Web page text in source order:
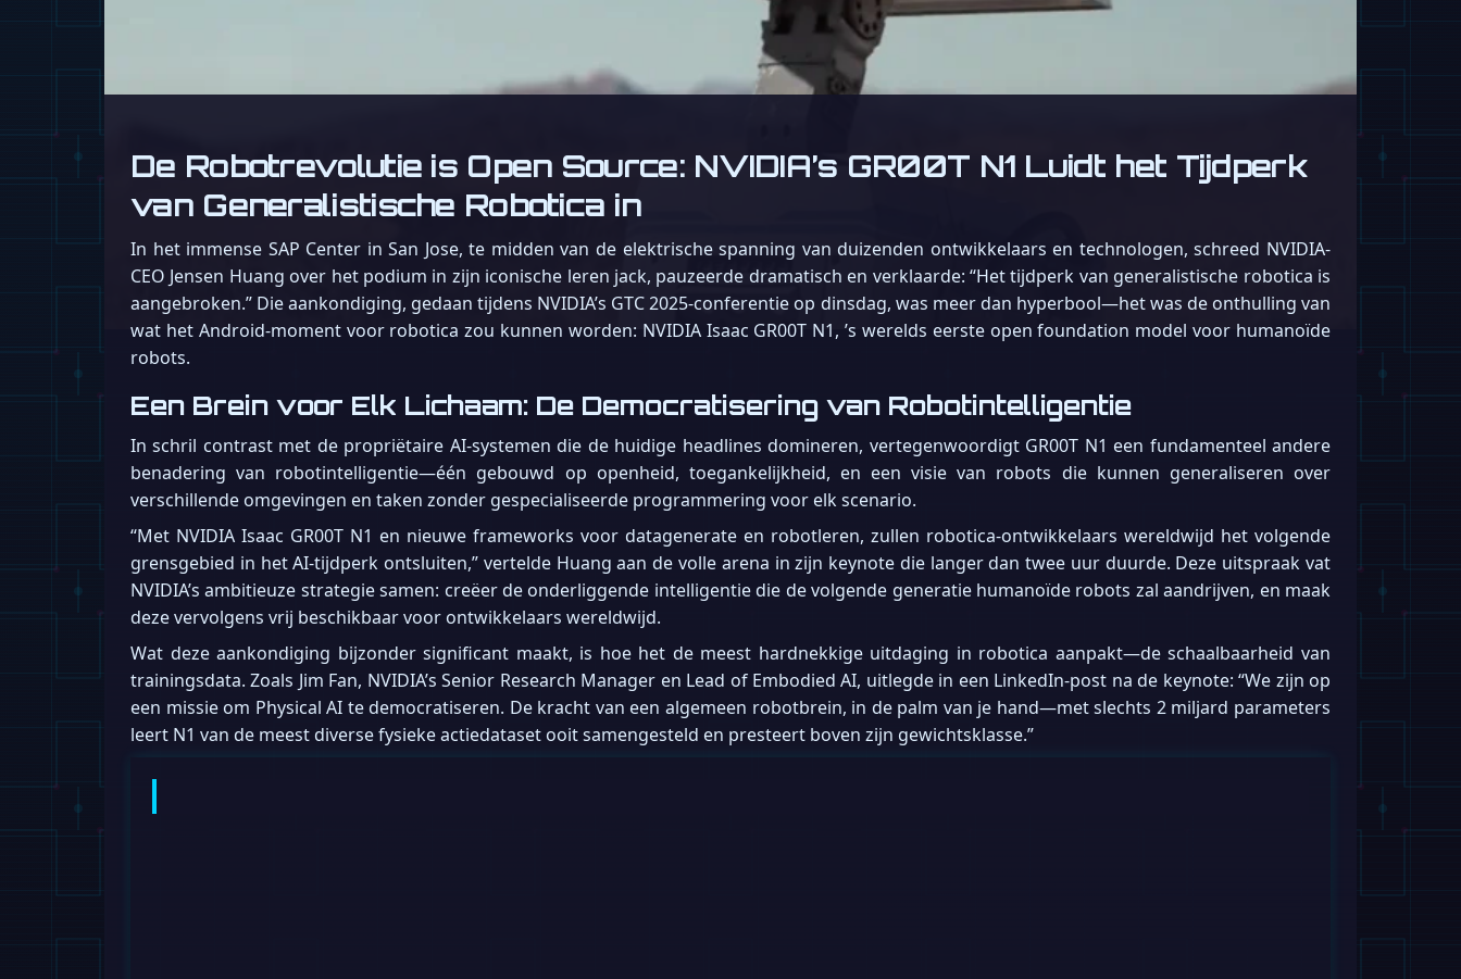
De Robotrevolutie is Open Source: NVIDIA’s GR00T N1 Luidt het Tijdperk
van Generalistische Robotica in
In het immense SAP Center in San Jose, te midden van de elektrische spanning van duizenden ontwikkelaars en technologen, schreed NVIDIA-
CEO Jensen Huang over het podium in zijn iconische leren jack, pauzeerde dramatisch en verklaarde: “Het tijdperk van generalistische robotica is
aangebroken.” Die aankondiging, gedaan tijdens NVIDIA’s GTC 2025-conferentie op dinsdag, was meer dan hyperbool—het was de onthulling van
wat het Android-moment voor robotica zou kunnen worden: NVIDIA Isaac GR00T N1, ’s werelds eerste open foundation model voor humanoïde
robots.
Een Brein voor Elk Lichaam: De Democratisering van Robotintelligentie
In schril contrast met de propriëtaire AI-systemen die de huidige headlines domineren, vertegenwoordigt GR00T N1 een fundamenteel andere
benadering van robotintelligentie—één gebouwd op openheid, toegankelijkheid, en een visie van robots die kunnen generaliseren over
verschillende omgevingen en taken zonder gespecialiseerde programmering voor elk scenario.
“Met NVIDIA Isaac GR00T N1 en nieuwe frameworks voor datagenerate en robotleren, zullen robotica-ontwikkelaars wereldwijd het volgende
grensgebied in het AI-tijdperk ontsluiten,” vertelde Huang aan de volle arena in zijn keynote die langer dan twee uur duurde. Deze uitspraak vat
NVIDIA’s ambitieuze strategie samen: creëer de onderliggende intelligentie die de volgende generatie humanoïde robots zal aandrijven, en maak
deze vervolgens vrij beschikbaar voor ontwikkelaars wereldwijd.
Wat deze aankondiging bijzonder significant maakt, is hoe het de meest hardnekkige uitdaging in robotica aanpakt—de schaalbaarheid van
trainingsdata. Zoals Jim Fan, NVIDIA’s Senior Research Manager en Lead of Embodied AI, uitlegde in een LinkedIn-post na de keynote: “We zijn op
een missie om Physical AI te democratiseren. De kracht van een algemeen robotbrein, in de palm van je hand—met slechts 2 miljard parameters
leert N1 van de meest diverse fysieke actiedataset ooit samengesteld en presteert boven zijn gewichtsklasse.”